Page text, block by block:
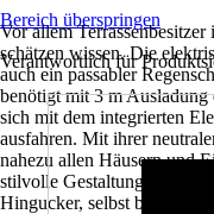
Vor allem
schätzen wissen. Die
auch ein passabler
benötigt mit 3 m
sich mit dem integrierten
ausfahren. Mit ihrer
nahezu allen Häusern und
stilvolle Gestaltung des
Hingucker, selbst bei
Bereich überspringen
Verantwortlich für